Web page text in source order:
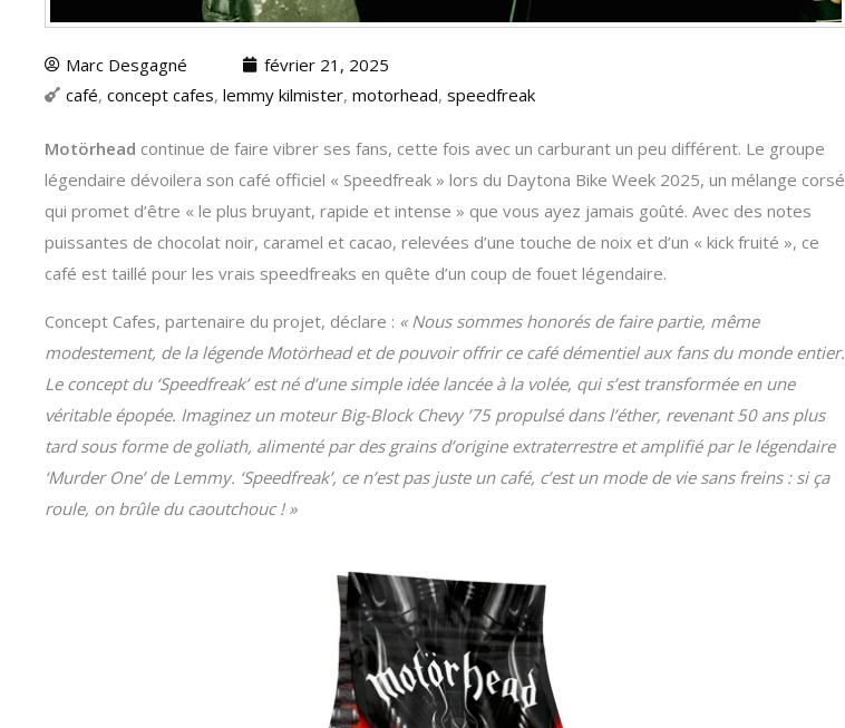
Marc Desgagné
février 21, 2025
café, concept cafes, lemmy kilmister, motorhead, speedfreak
Motörhead continue de faire vibrer ses fans, cette fois avec un carburant un peu différent. Le groupe
légendaire dévoilera son café officiel « Speedfreak » lors du Daytona Bike Week 2025, un mélange corsé
qui promet d’être « le plus bruyant, rapide et intense » que vous ayez jamais goûté. Avec des notes
puissantes de chocolat noir, caramel et cacao, relevées d’une touche de noix et d’un « kick fruité », ce
café est taillé pour les vrais speedfreaks en quête d’un coup de fouet légendaire.
Concept Cafes, partenaire du projet, déclare : « Nous sommes honorés de faire partie, même
modestement, de la légende Motörhead et de pouvoir offrir ce café démentiel aux fans du monde entier.
Le concept du ‘Speedfreak’ est né d’une simple idée lancée à la volée, qui s’est transformée en une
véritable épopée. Imaginez un moteur Big-Block Chevy ’75 propulsé dans l’éther, revenant 50 ans plus
tard sous forme de goliath, alimenté par des grains d’origine extraterrestre et amplifié par le légendaire
‘Murder One’ de Lemmy. ‘Speedfreak’, ce n’est pas juste un café, c’est un mode de vie sans freins : si ça
roule, on brûle du caoutchouc ! »